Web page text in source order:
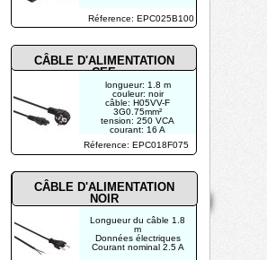
Copyright 2026
Mis à jour le
07/08/2026
Créé par
TECHTRONIK
Contact
Home
CÂBLE D'ALIMENTATION
CEE
longueur: 1.8 m
couleur: noir
câble: H05VV-F
3G0.75mm²
tension: 250 VCA
courant: 16 A
broches avec terre
Réference: EPC018F075
CÂBLE D'ALIMENTATION
NOIR
Longueur du câble 1.8
m
Données électriques
Courant nominal 2.5 A
Réference: EPC025B100